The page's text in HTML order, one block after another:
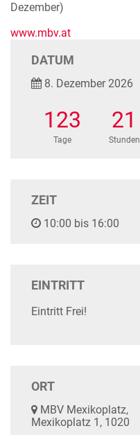
Dezember)
www.mbv.at
DATUM
8. Dezember 2026
123
Tage
21
Stunden
ZEIT
10:00 bis 16:00
EINTRITT
Eintritt Frei!
ORT
MBV Mexikoplatz,
Mexikoplatz 1, 1020